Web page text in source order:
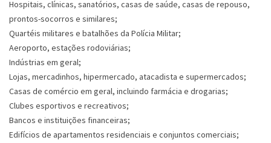
Hospitais, clínicas, sanatórios, casas de saúde, casas de repouso,
prontos-socorros e similares;
Quartéis militares e batalhões da Polícia Militar;
Aeroporto, estações rodoviárias;
Indústrias em geral;
Lojas, mercadinhos, hipermercado, atacadista e supermercados;
Casas de comércio em geral, incluindo farmácia e drogarias;
Clubes esportivos e recreativos;
Bancos e instituições financeiras;
Edifícios de apartamentos residenciais e conjuntos comerciais;